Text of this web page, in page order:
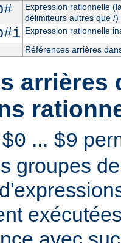
Expression rationnelle
délimiteurs autres que /)
Expression rationnelle
Références arrières
arrières
$0 ... $9
groupes